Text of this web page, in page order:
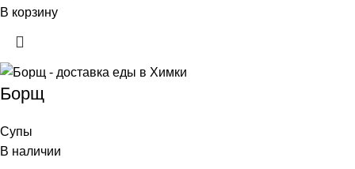
В корзину
Борщ
Супы
В наличии